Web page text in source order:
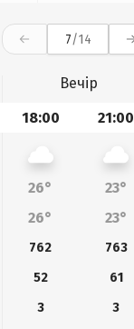
7/14
Вечір
18:00 21:00
26°
23°
26° 23°
762
763
52
61
3
3